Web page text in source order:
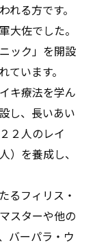
る方です。
大佐でした。
ック」を開設
います。
キ療法を学ん
し、長いあい
２人のレイ
）を養成し、
るフィリス・
スターや他の
バーパラ・ウ